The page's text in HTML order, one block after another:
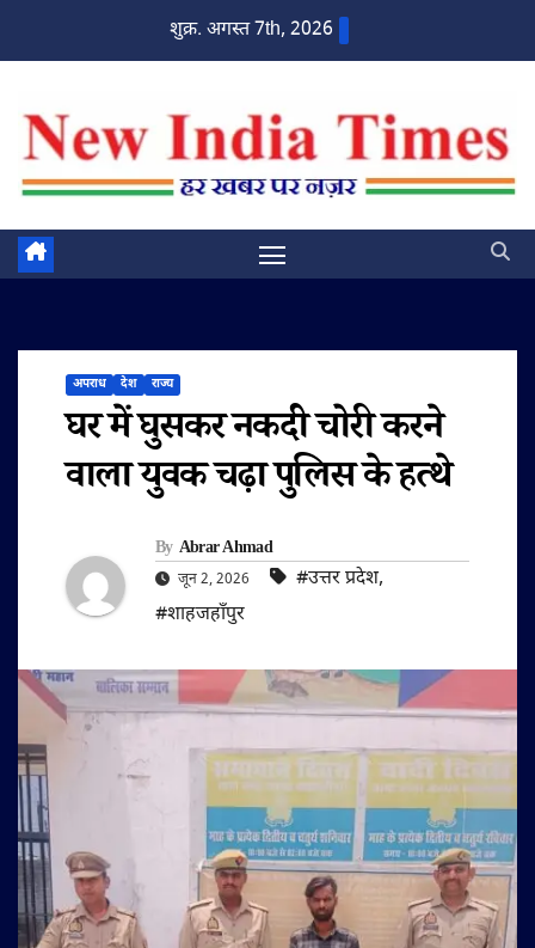
शुक्र. अगस्त 7th, 2026
अपराध देश राज्य
घर में घुसकर नकदी चोरी करने
वाला युवक चढ़ा पुलिस के हत्थे
By Abrar Ahmad
जून 2, 2026 #उत्तर प्रदेश,
#शाहजहाँपुर